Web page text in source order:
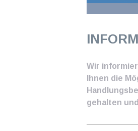
Wir
Ihnen die
gehalten